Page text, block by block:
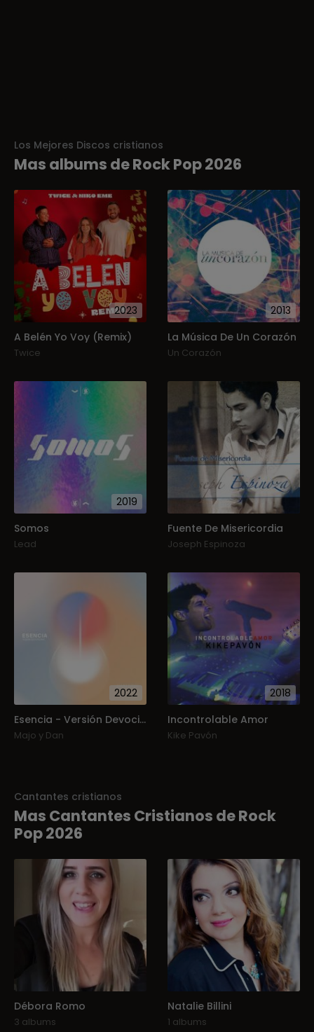
Los Mejores Discos cristianos
Mas albums de Rock Pop 2026
2023
A Belén Yo Voy (Remix)
Twice
2013
La Música De Un Corazón
Un Corazón
2019
Somos
Lead
Fuente De Misericordia
Joseph Espinoza
2022
Esencia - Versión Devocional
Majo y Dan
2018
Incontrolable Amor
Kike Pavón
Cantantes cristianos
Mas Cantantes Cristianos de Rock
Pop 2026
Débora Romo
3 albums
Natalie Billini
1 albums